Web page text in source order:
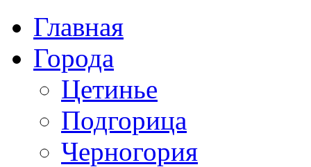
Главная
Города
Цетинье
Подгорица
Черногория